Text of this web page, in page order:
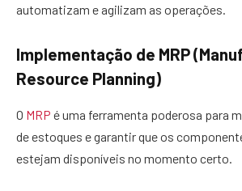
automatizam e agilizam as operações.
Implementação de MRP
Resource Planning)
O MRP é uma ferramenta poderosa para
de estoques e garantir que os
estejam disponíveis no momento certo.